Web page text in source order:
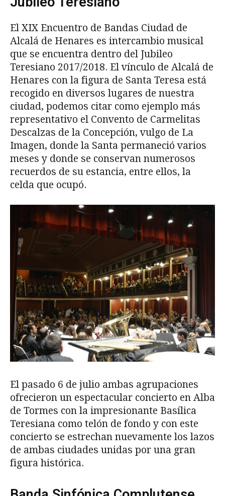
El XIX Encuentro de Bandas Ciudad de
Alcalá de Henares es intercambio musical
que se encuentra dentro del Jubileo
Teresiano 2017/2018. El vínculo de Alcalá de
Henares con la figura de Santa Teresa está
recogido en diversos lugares de nuestra
ciudad, podemos citar como ejemplo más
representativo el Convento de Carmelitas
Descalzas de la Concepción, vulgo de La
Imagen, donde la Santa permaneció varios
meses y donde se conservan numerosos
recuerdos de su estancia, entre ellos, la
celda que ocupó.
El pasado 6 de julio ambas agrupaciones
ofrecieron un espectacular concierto en Alba
de Tormes con la impresionante Basílica
Teresiana como telón de fondo y con este
concierto se estrechan nuevamente los lazos
de ambas ciudades unidas por una gran
figura histórica.